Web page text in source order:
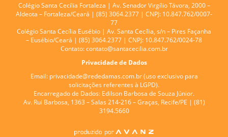
Colégio Santa Cecília Fortaleza | Av. Senador Virgílio Távora, 2000 –
Aldeota – Fortaleza/Ceará | (85) 3064.2377 | CNPJ: 10.847.762/0007-
77
Colégio Santa Cecília Eusébio | Av. Santa Cecília, s/n – Pires Façanha
– Eusébio/Ceará | (85) 3064.2377 | CNPJ: 10.847.762/0024-78
Contato: contato@santacecilia.com.br
Privacidade de Dados
Email: privacidade@rededamas.com.br(uso exclusivo para
solicitações referentes à LGPD).
Encarregado de Dados: Edilson Barbosa de Souza Júnior.
Av. Rui Barbosa, 1363 – Salas 214-216 – Graças, Recife/PE | (81)
3194.5660